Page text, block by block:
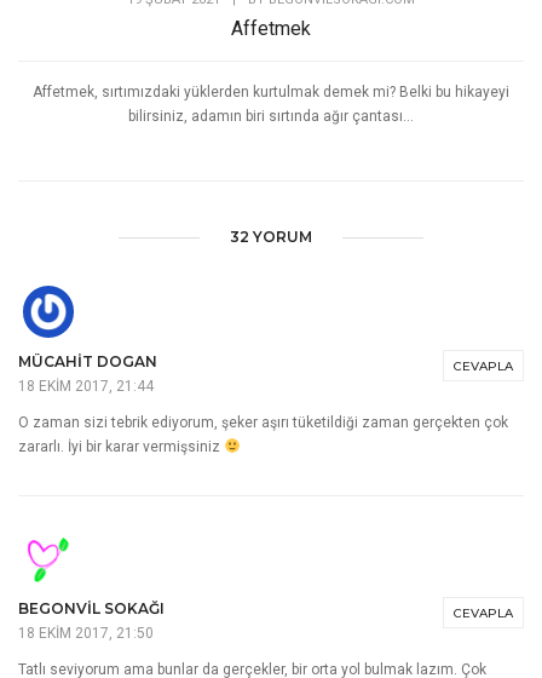
Affetmek
Affetmek, sırtımızdaki yüklerden kurtulmak demek mi? Belki bu hikayeyi
bilirsiniz, adamın biri sırtında ağır çantası...
32 YORUM
CEVAPLA
MÜCAHIT DOGAN
18 EKIM 2017, 21:44
O zaman sizi tebrik ediyorum, şeker aşırı tüketildiği zaman gerçekten çok
zararlı. İyi bir karar vermişsiniz
CEVAPLA
BEGONVIL SOKAĞI
18 EKIM 2017, 21:50
Tatlı seviyorum ama bunlar da gerçekler, bir orta yol bulmak lazım. Çok